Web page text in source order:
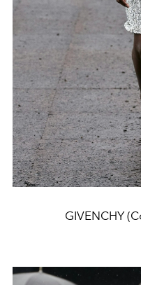
GIVENCHY